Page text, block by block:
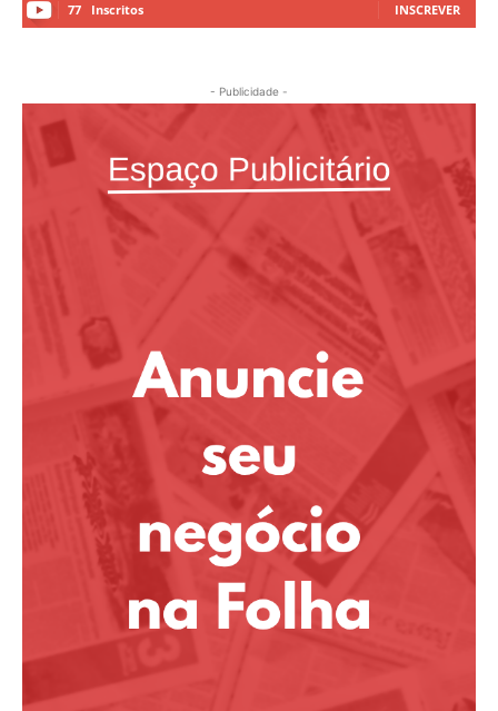
77 Inscritos INSCREVER
- Publicidade -